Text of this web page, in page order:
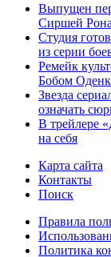
Выпущен
Сиршей
Студия
из серии
Ремейк
Бобом
Звезда
означать
В трейлере
на себя
Карта сайта
Контакты
Поиск
Правила
Политика